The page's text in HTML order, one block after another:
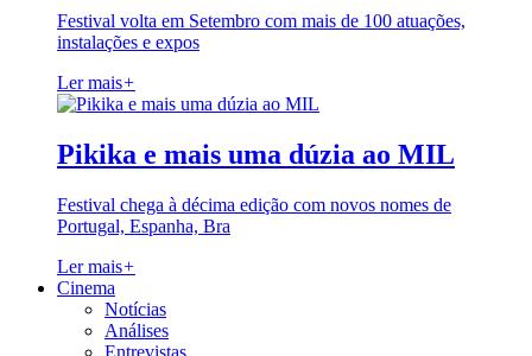
Festival volta em Setembro com mais de 100 atuações,
instalações e expos
Ler mais+
Pikika e mais uma dúzia ao MIL
Festival chega à décima edição com novos nomes de
Portugal, Espanha, Bra
Ler mais+
Cinema
Notícias
Análises
Entrevistas